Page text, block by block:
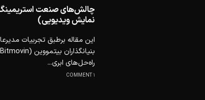
چالش‌های صنعت
نمایش ویدیویی)
این مقاله برطبق تجربیات
راه‌حل‌های ابری...
1 COMMENT